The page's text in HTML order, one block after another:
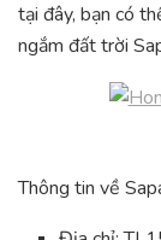
tại đây, bạn có
ngắm đất trời
Thông tin về